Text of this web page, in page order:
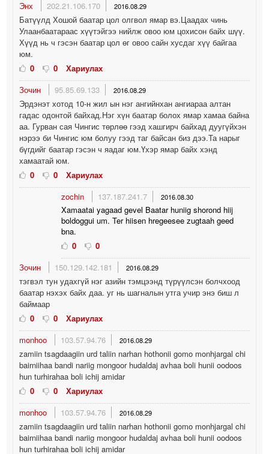
Энх 202.21.106.170 2016.08.29
Батүүлд Хошой баатар цол олгвол ямар вэ.Цаадах чинь
Улаанбаатараас хүүтэйгээ нийлж овоо юм цохисон байх шүү.
Хүүд нь ч гэсэн баатар цол өг овоо сайн хусдаг хүү байгаа
юм.
0
0
Хариулах
Зочин
95.85.69.133 2016.08.29
Эрдэнэт хотод 10-н жил ын нэг ангийнхан ангиараа алтан
гадас одонтой байхад.Нэг хүн баатар болох ямар хамаа байна
аа. Гурван сая Чингис төрлөө гээд хашгирч байхад дуугүйхэн
нэрээ би Чингис юм болуу гээд таг байсан биз дээ.Та нарыг
бүгдийг баатар гэсэн ч яадаг юм.Үхэр ямар байх хэнд
хамаатай юм.
0
0
Хариулах
zochin
137.187.241.7 2016.08.30
Xamaatai yagaad gevel Baatar huniig shorond hiij
boldoggui um. Ter hiisen hregeesee zugtaah geed
bna.
0
0
Зочин
150.129.142.181 2016.08.29
тэгвэл тун удахгүй нэг азийн тэмцээнд түрүүлсэн болчхоод
баатар нэхэх байх даа. уг нь шагналын утга учир энэ биш л
баймаар
0
0
Хариулах
monhoo
103.57.94.76 2016.08.29
zamiin tsagdaagiin urd taliin narhan hothonii gomo monhjargal chi
bairniihaa bandi nariig mongoor hudaldaj avhaa boli hunii oodoos
hun turhirahaa boli ichij amidar
0
0
Хариулах
monhoo
103.57.94.76 2016.08.29
zamiin tsagdaagiin urd taliin narhan hothonii gomo monhjargal chi
bairniihaa bandi nariig mongoor hudaldaj avhaa boli hunii oodoos
hun turhirahaa boli ichij amidar